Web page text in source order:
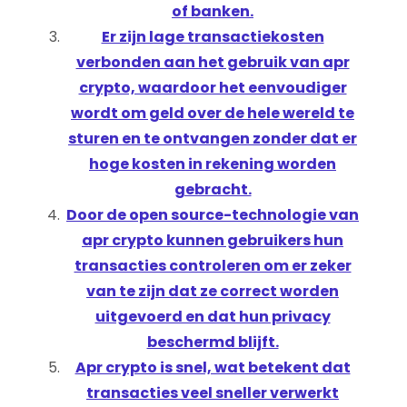
of banken.
Er zijn lage transactiekosten
verbonden aan het gebruik van apr
crypto, waardoor het eenvoudiger
wordt om geld over de hele wereld te
sturen en te ontvangen zonder dat er
hoge kosten in rekening worden
gebracht.
Door de open source-technologie van
apr crypto kunnen gebruikers hun
transacties controleren om er zeker
van te zijn dat ze correct worden
uitgevoerd en dat hun privacy
beschermd blijft.
Apr crypto is snel, wat betekent dat
transacties veel sneller verwerkt